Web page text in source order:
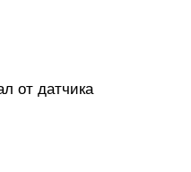
от датчика